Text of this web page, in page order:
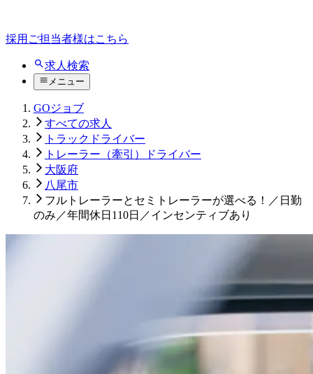
採用ご担当者様はこちら
求人検索
メニュー
GOジョブ
すべての求人
トラックドライバー
トレーラー（牽引）ドライバー
大阪府
八尾市
フルトレーラーとセミトレーラーが選べる！／日勤
のみ／年間休日110日／インセンティブあり